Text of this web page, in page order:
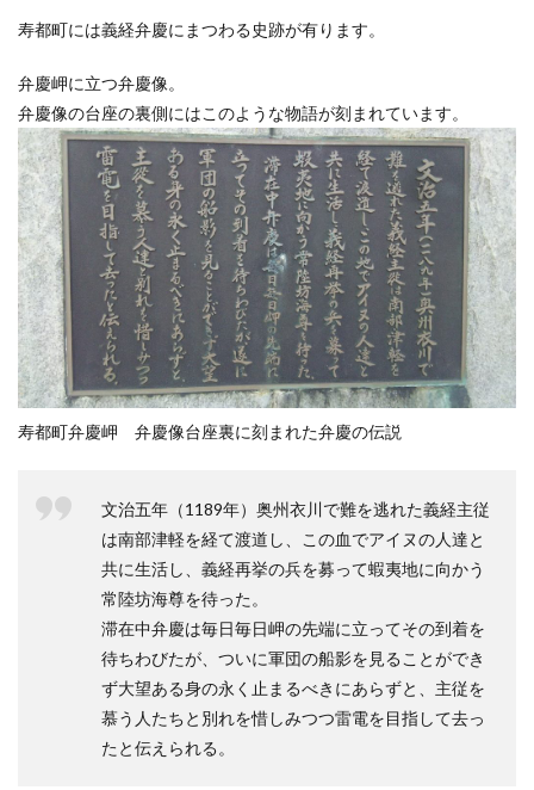
寿都町には義経弁慶にまつわる史跡が有ります。
弁慶岬に立つ弁慶像。
弁慶像の台座の裏側にはこのような物語が刻まれています。
寿都町弁慶岬 弁慶像台座裏に刻まれた弁慶の伝説
文治五年（1189年）奥州衣川で難を逃れた義経主従
は南部津軽を経て渡道し、この血でアイヌの人達と
共に生活し、義経再挙の兵を募って蝦夷地に向かう
常陸坊海尊を待った。
滞在中弁慶は毎日毎日岬の先端に立ってその到着を
待ちわびたが、ついに軍団の船影を見ることができ
ず大望ある身の永く止まるべきにあらずと、主従を
慕う人たちと別れを惜しみつつ雷電を目指して去っ
たと伝えられる。